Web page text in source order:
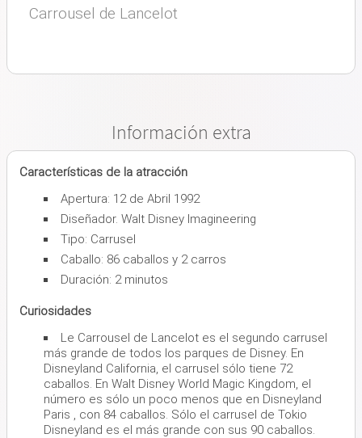
Carrousel de Lancelot
Información extra
Características de la atracción
Apertura: 12 de Abril 1992
Diseñador. Walt Disney Imagineering
Tipo: Carrusel
Caballo: 86 caballos y 2 carros
Duración: 2 minutos
Curiosidades
Le Carrousel de Lancelot es el segundo carrusel
más grande de todos los parques de Disney. En
Disneyland California, el carrusel sólo tiene 72
caballos. En Walt Disney World Magic Kingdom, el
número es sólo un poco menos que en Disneyland
Paris , con 84 caballos. Sólo el carrusel de Tokio
Disneyland es el más grande con sus 90 caballos.